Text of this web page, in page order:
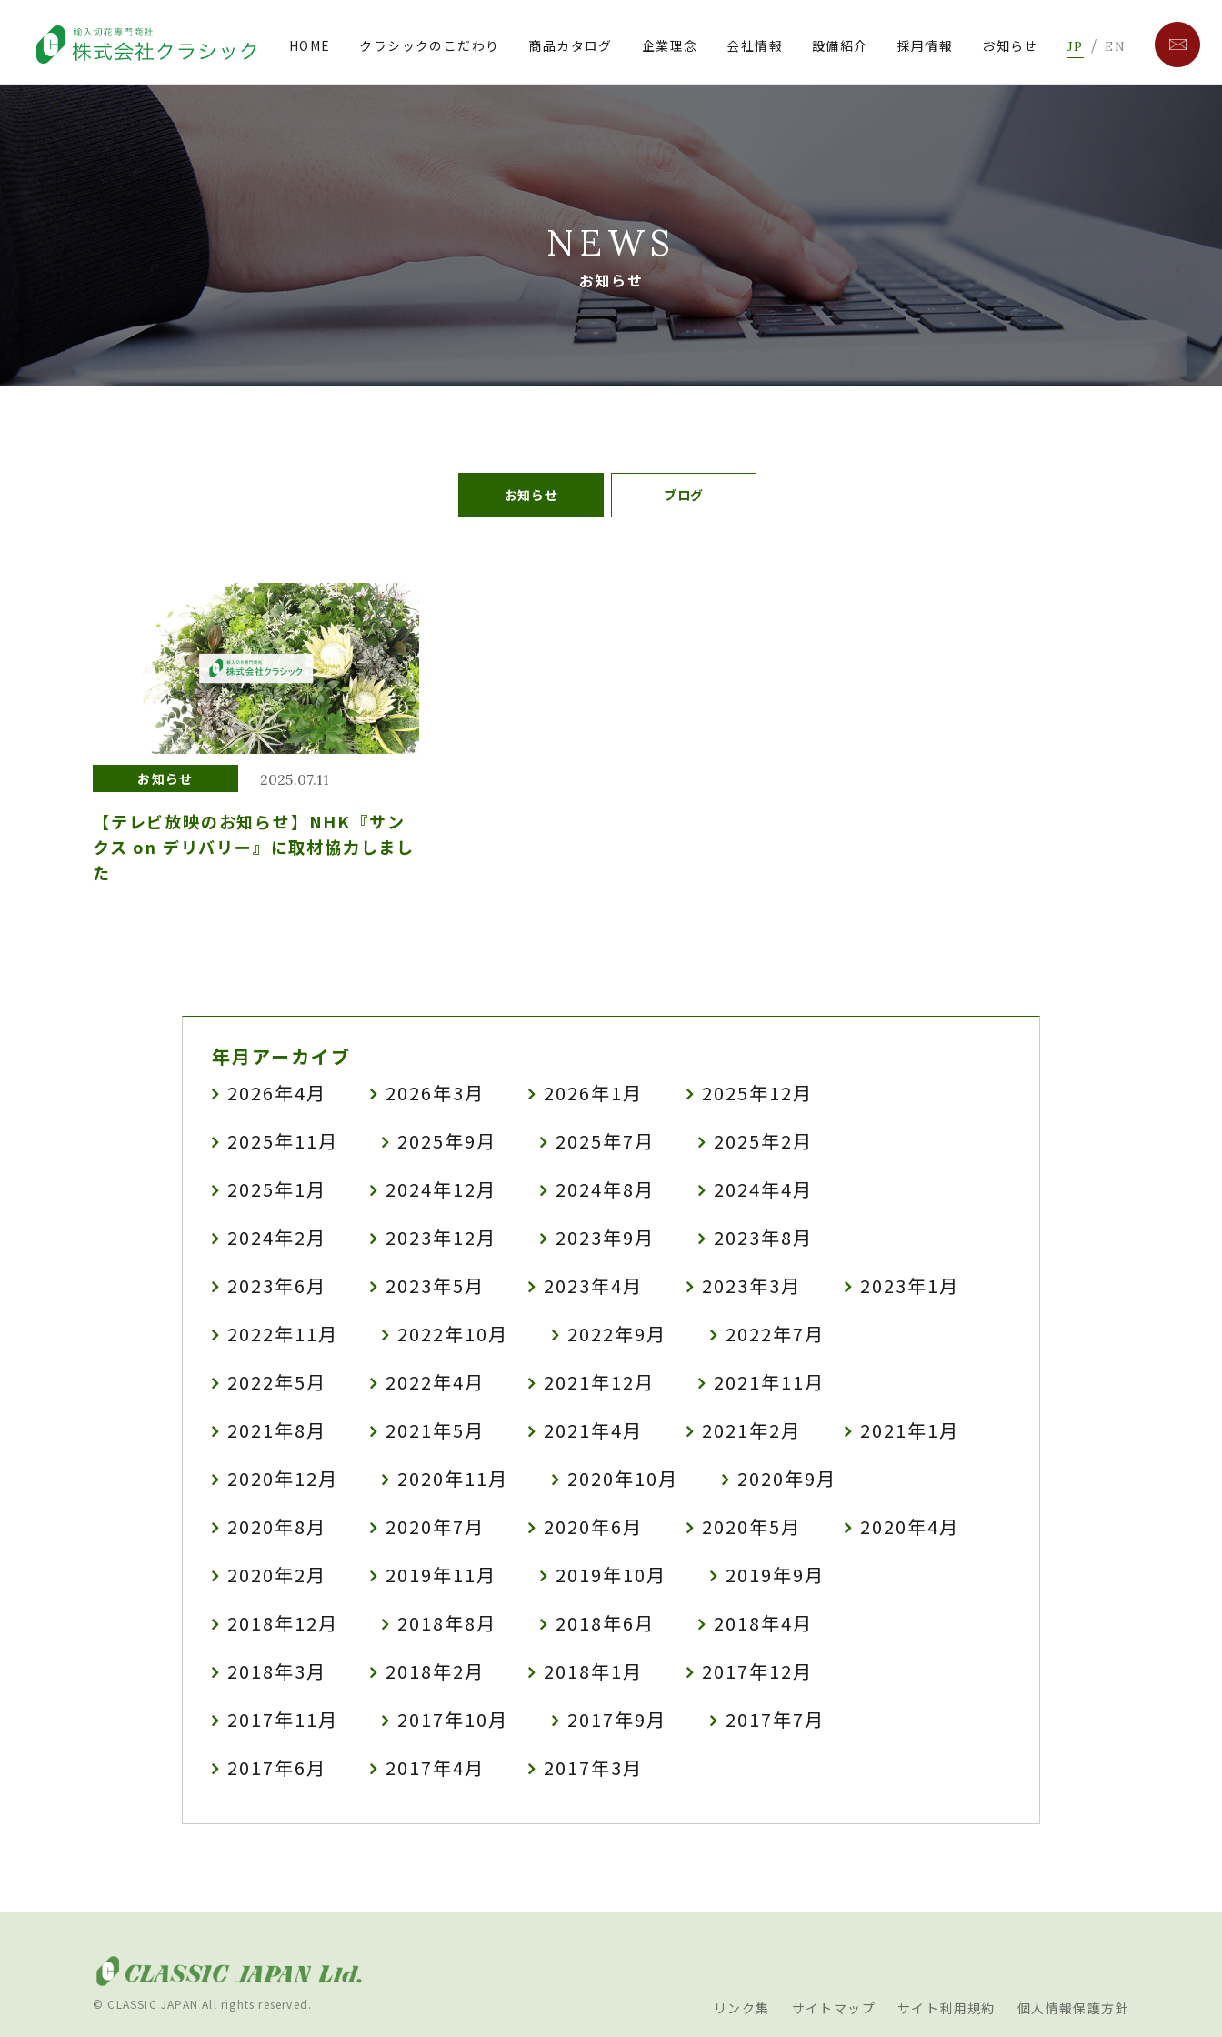
HOME クラシックのこだわり 商品カタログ 企業理念 会社情報 設備紹介 採用情報 お知らせ JP / EN
NEWS
お知らせ
お知らせ ブログ
お知らせ 2025.07.11
【テレビ放映のお知らせ】NHK『サン
クス on デリバリー』に取材協力しまし
た
年月アーカイブ
2026年4月
2026年3月 2026年1月
2025年12月
2025年11月
2025年9月 2025年7月
2025年2月
2025年1月
2024年12月 2024年8月
2024年4月
2024年2月
2023年12月 2023年9月
2023年8月
2023年6月
2023年5月 2023年4月 2023年3月
2023年1月
2022年11月
2022年10月 2022年9月
2022年7月
2022年5月
2022年4月 2021年12月
2021年11月
2021年8月
2021年5月 2021年4月 2021年2月
2021年1月
2020年12月
2020年11月 2020年10月
2020年9月
2020年8月
2020年7月 2020年6月 2020年5月
2020年4月
2020年2月
2019年11月 2019年10月
2019年9月
2018年12月
2018年8月 2018年6月
2018年4月
2018年3月
2018年2月 2018年1月
2017年12月
2017年11月
2017年10月 2017年9月
2017年7月
2017年6月
2017年4月 2017年3月
© CLASSIC JAPAN All rights reserved. リンク集 サイトマップ サイト利用規約 個人情報保護方針